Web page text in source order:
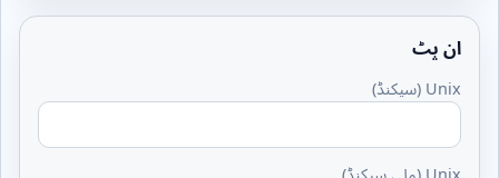
ان پٹ
Unix (سیکنڈ)